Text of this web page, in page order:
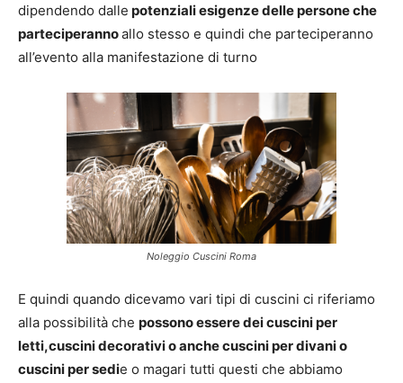
dipendendo dalle potenziali esigenze delle persone che
parteciperannoallo stesso e quindi che parteciperanno
all’evento alla manifestazione di turno
Noleggio Cuscini Roma
E quindi quando dicevamo vari tipi di cuscini ci riferiamo
alla possibilità che possono essere dei cuscini per
letti,cuscini decorativi o anche cuscini per divani o
cuscini per sedie o magari tutti questi che abbiamo